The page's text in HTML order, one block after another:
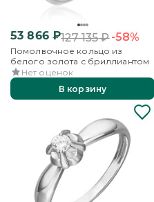
53 866₽127 135₽-58%
Помолвочное кольцо из
белого золота с бриллиантом
Нет оценок
В корзину